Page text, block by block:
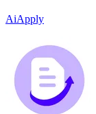
AiApply